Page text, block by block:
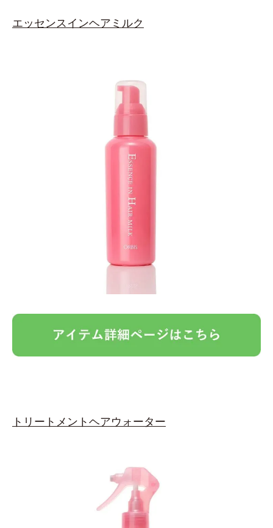
エッセンスインヘアミルク
トリートメントヘアウォーター